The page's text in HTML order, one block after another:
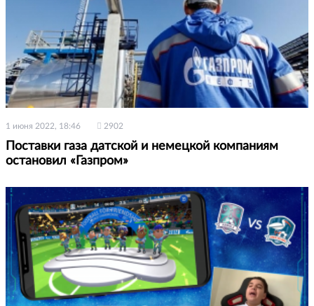
1 июня 2022, 18:46 2902
Поставки газа датской и немецкой компаниям
остановил «Газпром»